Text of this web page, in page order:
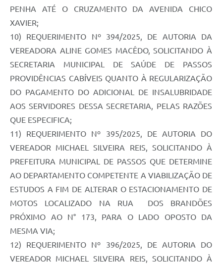
PENHA ATÉ O CRUZAMENTO DA AVENIDA CHICO
XAVIER;
10) REQUERIMENTO Nº 394/2025, DE AUTORIA DA
VEREADORA ALINE GOMES MACÊDO, SOLICITANDO À
SECRETARIA MUNICIPAL DE SAÚDE DE PASSOS
PROVIDÊNCIAS CABÍVEIS QUANTO À REGULARIZAÇÃO
DO PAGAMENTO DO ADICIONAL DE INSALUBRIDADE
AOS SERVIDORES DESSA SECRETARIA, PELAS RAZÕES
QUE ESPECIFICA;
11) REQUERIMENTO Nº 395/2025, DE AUTORIA DO
VEREADOR MICHAEL SILVEIRA REIS, SOLICITANDO À
PREFEITURA MUNICIPAL DE PASSOS QUE DETERMINE
AO DEPARTAMENTO COMPETENTE A VIABILIZAÇÃO DE
ESTUDOS A FIM DE ALTERAR O ESTACIONAMENTO DE
MOTOS LOCALIZADO NA RUA DOS BRANDÕES
PRÓXIMO AO N° 173, PARA O LADO OPOSTO DA
MESMA VIA;
12) REQUERIMENTO Nº 396/2025, DE AUTORIA DO
VEREADOR MICHAEL SILVEIRA REIS, SOLICITANDO À